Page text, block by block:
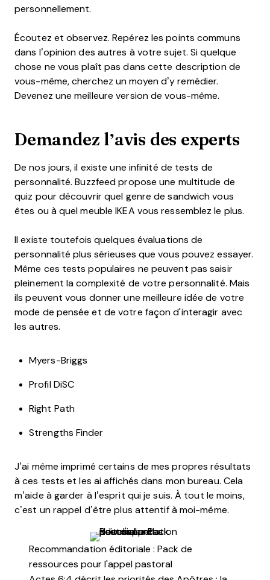
personnellement.
Écoutez et observez. Repérez les points communs
dans l’opinion des autres à votre sujet. Si quelque
chose ne vous plaît pas dans cette description de
vous-même, cherchez un moyen d’y remédier.
Devenez une meilleure version de vous-même.
Demandez l’avis des experts
De nos jours, il existe une infinité de tests de
personnalité. Buzzfeed propose une multitude de
quiz pour découvrir quel genre de sandwich vous
êtes ou à quel meuble IKEA vous ressemblez le plus.
Il existe toutefois quelques évaluations de
personnalité plus sérieuses que vous pouvez essayer.
Même ces tests populaires ne peuvent pas saisir
pleinement la complexité de votre personnalité. Mais
ils peuvent vous donner une meilleure idée de votre
mode de pensée et de votre façon d'interagir avec
les autres.
Myers-Briggs
Profil DiSC
Right Path
Strengths Finder
J’ai même imprimé certains de mes propres résultats
à ces tests et les ai affichés dans mon bureau. Cela
m’aide à garder à l’esprit qui je suis. À tout le moins,
c’est un rappel d’être plus attentif à moi-même.
Recommandation éditoriale : Pack de
ressources pour l'appel pastoral